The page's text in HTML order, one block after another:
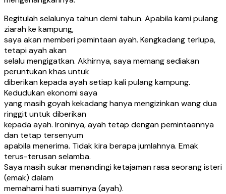
Begitulah selalunya tahun demi tahun. Apabila kami pulang
ziarah ke kampung,
saya akan memberi pemintaan ayah. Kengkadang terlupa,
tetapi ayah akan
selalu mengigatkan. Akhirnya, saya memang sediakan
peruntukan khas untuk
diberikan kepada ayah setiap kali pulang kampung.
Kedudukan ekonomi saya
yang masih goyah kekadang hanya mengizinkan wang dua
ringgit untuk diberikan
kepada ayah. Ironinya, ayah tetap dengan pemintaannya
dan tetap tersenyum
apabila menerima. Tidak kira berapa jumlahnya. Emak
terus-terusan selamba.
Saya masih sukar menandingi ketajaman rasa seorang isteri
(emak) dalam
memahami hati suaminya (ayah).